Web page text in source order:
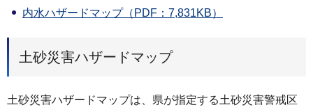
内水ハザードマップ（PDF：7,831KB）
土砂災害ハザードマップ
土砂災害ハザードマップは、県が指定する土砂災害警戒区